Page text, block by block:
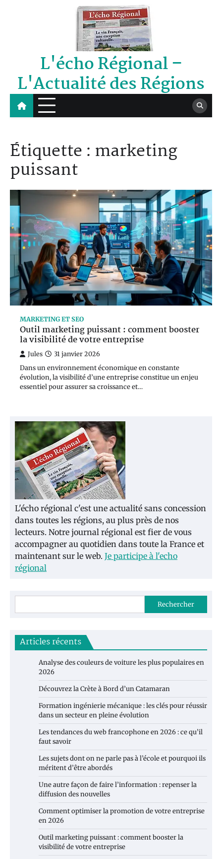
L'écho Régional –
L'Actualité des Régions
Étiquette : marketing
puissant
MARKETING ET SEO
Outil marketing puissant : comment booster
la visibilité de votre entreprise
Jules 31 janvier 2026
Dans un environnement économique en constante
évolution, la visibilité d’une entreprise constitue un enjeu
essentiel pour assurer sa croissance et…
L'écho régional c'est une actualité sans concession
dans toutes les régions, au plus près de nos
lecteurs. Notre journal régional est fier de vous
accompagner au quotidien dans toute la France et
maintenant sur le web. Je participe à l'echo
régional
Rechercher
Articles récents
Analyse des couleurs de voiture les plus populaires en
2026
Découvrez la Crète à Bord d’un Catamaran
Formation ingénierie mécanique : les clés pour réussir
dans un secteur en pleine évolution
Les tendances du web francophone en 2026 : ce qu’il
faut savoir
Les sujets dont on ne parle pas à l’école et pourquoi ils
méritent d’être abordés
Une autre façon de faire l’information : repenser la
diffusion des nouvelles
Comment optimiser la promotion de votre entreprise
en 2026
Outil marketing puissant : comment booster la
visibilité de votre entreprise